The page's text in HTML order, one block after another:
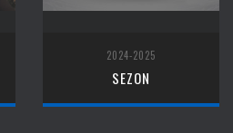
2024-2025
SEZON